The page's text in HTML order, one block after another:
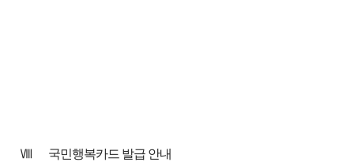
Ⅷ 국민행복카드 발급 안내